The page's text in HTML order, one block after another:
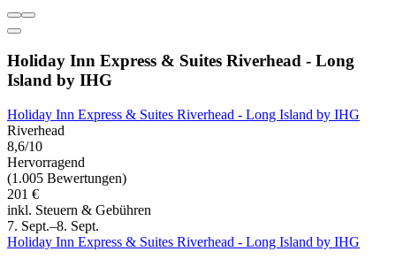
Holiday Inn Express & Suites Riverhead - Long
Island by IHG
Holiday Inn Express & Suites Riverhead - Long Island by IHG
Riverhead
8,6/10
Hervorragend
(1.005 Bewertungen)
201 €
inkl. Steuern & Gebühren
7. Sept.–8. Sept.
Holiday Inn Express & Suites Riverhead - Long Island by IHG